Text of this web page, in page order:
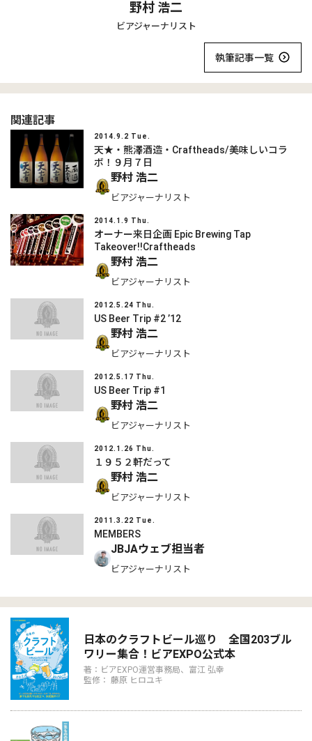
野村 浩二
ビアジャーナリスト
執筆記事一覧
関連記事
2014.9.2 Tue.
天★・熊澤酒造・Craftheads/美味しいコラ
ボ！９月７日
野村 浩二
ビアジャーナリスト
2014.1.9 Thu.
オーナー来日企画 Epic Brewing Tap
Takeover!!Craftheads
野村 浩二
ビアジャーナリスト
2012.5.24 Thu.
US Beer Trip #2 ’12
野村 浩二
ビアジャーナリスト
2012.5.17 Thu.
US Beer Trip #1
野村 浩二
ビアジャーナリスト
2012.1.26 Thu.
１９５２軒だって
野村 浩二
ビアジャーナリスト
2011.3.22 Tue.
MEMBERS
JBJAウェブ担当者
ビアジャーナリスト
日本のクラフトビール巡り 全国203ブル
ワリー集合！ビアEXPO公式本
著：ビアEXPO運営事務局、富江 弘幸
監修： 藤原 ヒロユキ